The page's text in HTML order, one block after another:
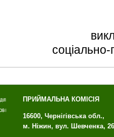
соціально-
ПРИЙМАЛЬНА КОМІСІЯ
16600, Чернігівська обл.,
м. Ніжин, вул. Шевченка, 26